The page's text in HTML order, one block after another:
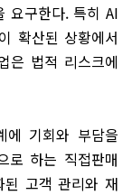
요구한다. 특히 AI
확산된 상황에서
은 법적 리스크에
에 기회와 부담을
로 하는 직접판매
고객 관리와 재